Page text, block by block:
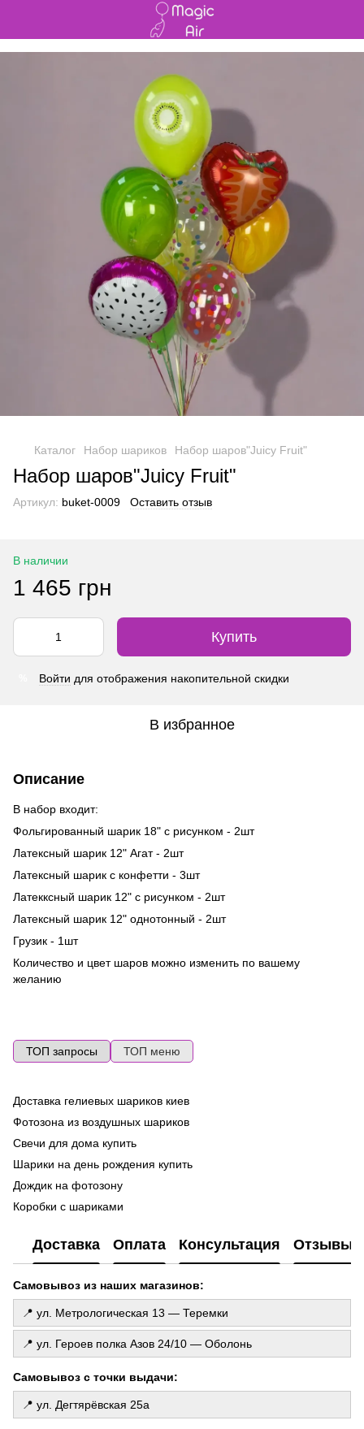
Каталог Набор шариков Набор шаров"Juicy Fruit"
Набор шаров"Juicy Fruit"
Артикул: buket-0009 Оставить отзыв
В наличии
1 465 грн
Купить
Войти для отображения накопительной скидки
В избранное
Описание
В набор входит:
Фольгированный шарик 18" с рисунком - 2шт
Латексный шарик 12" Агат - 2шт
Латексный шарик с конфетти - 3шт
Латекксный шарик 12" с рисунком - 2шт
Латексный шарик 12" однотонный - 2шт
Грузик - 1шт
Количество и цвет шаров можно изменить по вашему
желанию
ТОП запросы ТОП меню
Доставка гелиевых шариков киев
Фотозона из воздушных шариков
Свечи для дома купить
Шарики на день рождения купить
Дождик на фотозону
Коробки с шариками
Купить фольгированные цифры
Шарики на 1 год
Колпаки праздничные
Свеча с тайным посланием
Свечи в торт
Гелиевые шарики для девочки
Фольгированные шары
Доставка Оплата Консультация Отзывы
Самовывоз из наших магазинов:
📍 ул. Метрологическая 13 — Теремки
📍 ул. Героев полка Азов 24/10 — Оболонь
Самовывоз с точки выдачи:
📍 ул. Дегтярёвская 25а